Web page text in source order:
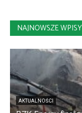
NAJNOWSZE WPISY
AKTUALNOŚCI